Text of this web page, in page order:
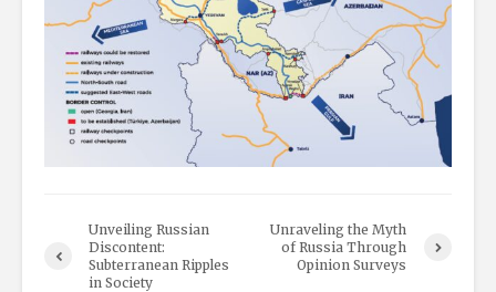
Unveiling Russian
Discontent:
Subterranean Ripples
in Society
Unraveling the Myth
of Russia Through
Opinion Surveys